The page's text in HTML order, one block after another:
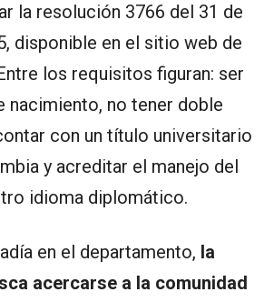
la resolución 3766 del 31 de
disponible en el sitio web de
los requisitos figuran: ser
nacimiento, no tener doble
con un título universitario
y acreditar el manejo del
idioma diplomático.
en el departamento, la
acercarse a la comunidad